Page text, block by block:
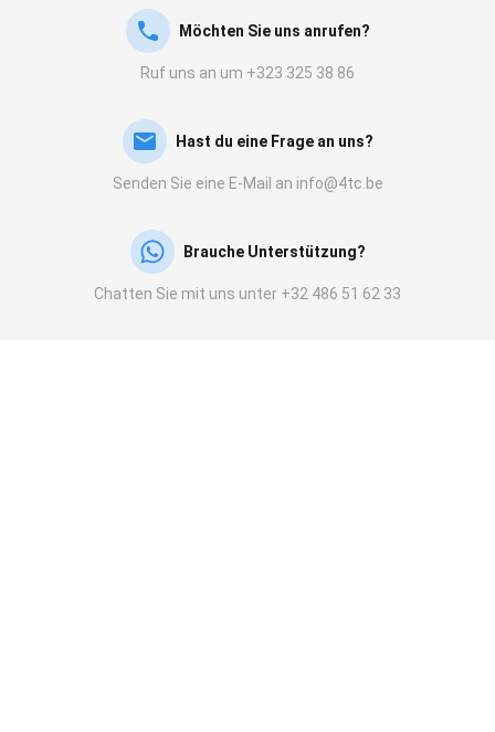
Möchten Sie uns anrufen?
Ruf uns an um +323 325 38 86
Hast du eine Frage an uns?
Senden Sie eine E-Mail an info@4tc.be
Brauche Unterstützung?
Chatten Sie mit uns unter +32 486 51 62 33